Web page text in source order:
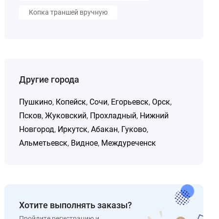
Копка траншей вручную
Другие города
Пушкино, Копейск, Сочи, Егорьевск, Орск,
Псков,Жуковский, Прохладный, Нижний
Новгород, Иркутск,Абакан, Гуково,
Альметьевск, Видное, Междуреченск
Хотите выполнять заказы?